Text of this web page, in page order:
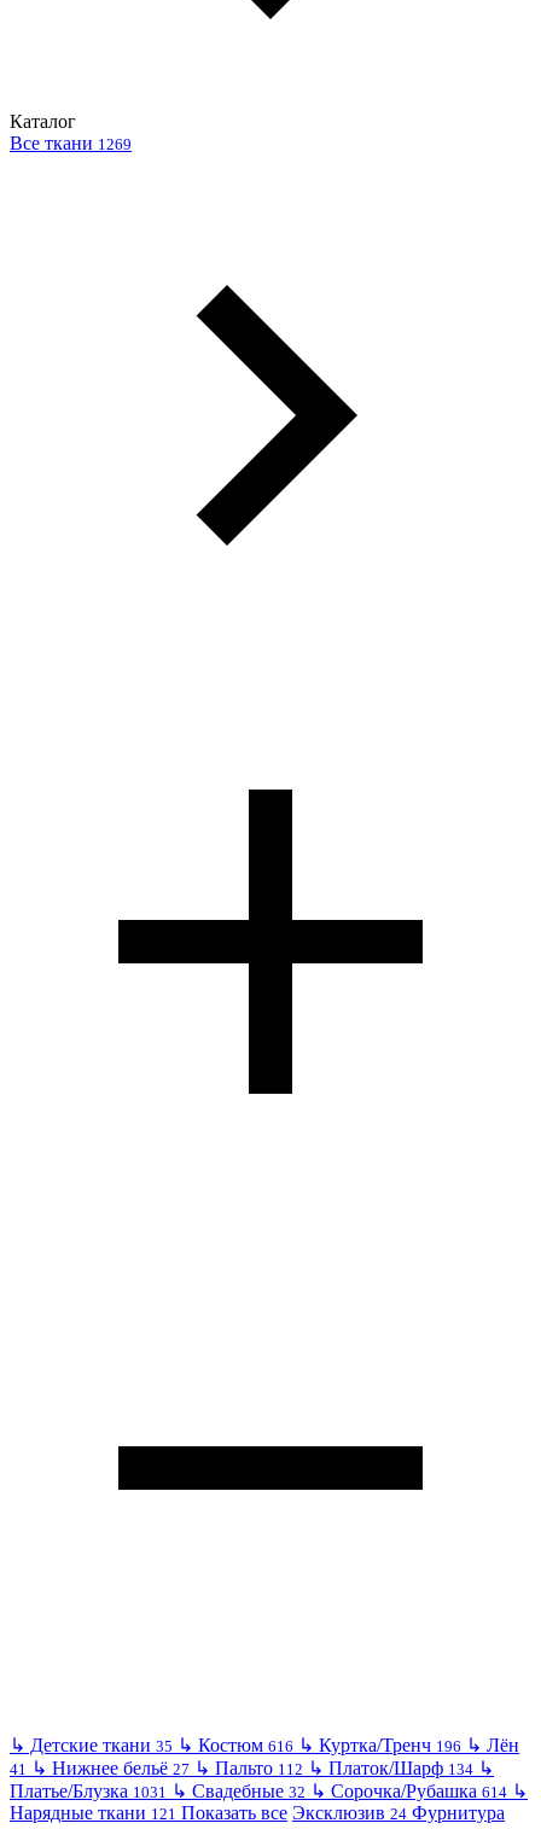
Каталог
Все ткани 1269
↳ Детские ткани 35 ↳ Костюм 616 ↳ Куртка/Тренч 196 ↳ Лён
41 ↳ Нижнее бельё 27 ↳ Пальто 112 ↳ Платок/Шарф 134 ↳
Платье/Блузка 1031 ↳ Свадебные 32 ↳ Сорочка/Рубашка 614 ↳
Нарядные ткани 121 Показать все Эксклюзив 24 Фурнитура